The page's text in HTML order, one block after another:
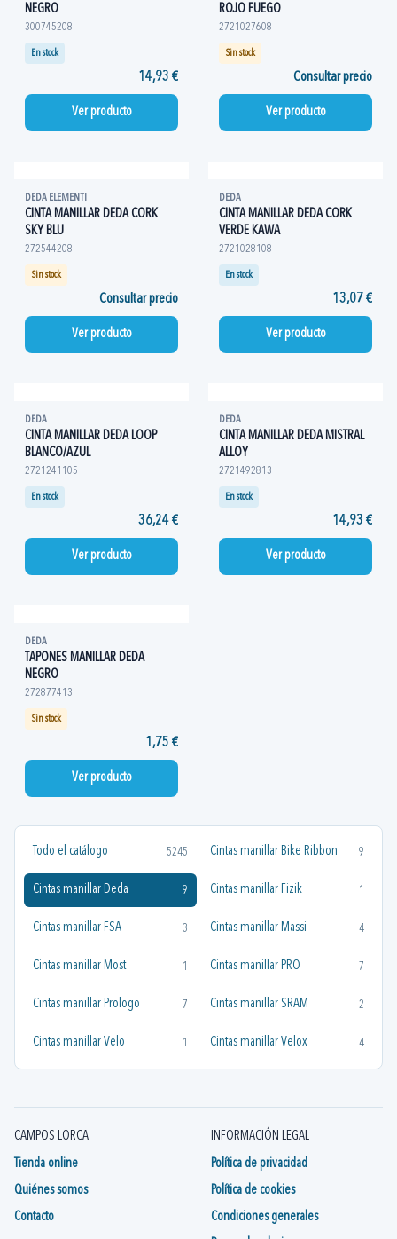
Todo el catálogo 5245 Cintas manillar Bike Ribbon 9
Cintas manillar Deda 9 Cintas manillar Fizik 1
Cintas manillar FSA 3 Cintas manillar Massi 4
Cintas manillar Most 1 Cintas manillar PRO 7
Cintas manillar Prologo 7 Cintas manillar SRAM 2
Cintas manillar Velo 1 Cintas manillar Velox 4
NEGRO
300745208
En stock
14,93 €
Ver producto
ROJO FUEGO
2721027608
Sin stock
Consultar precio
Ver producto
DEDA ELEMENTI
CINTA MANILLAR DEDA CORK
SKY BLU
272544208
Sin stock
Consultar precio
Ver producto
DEDA
CINTA MANILLAR DEDA CORK
VERDE KAWA
2721028108
En stock
13,07 €
Ver producto
DEDA
CINTA MANILLAR DEDA LOOP
BLANCO/AZUL
2721241105
En stock
36,24 €
Ver producto
DEDA
CINTA MANILLAR DEDA MISTRAL
ALLOY
2721492813
En stock
14,93 €
Ver producto
DEDA
TAPONES MANILLAR DEDA
NEGRO
272877413
Sin stock
1,75 €
Ver producto
CAMPOS LORCA
Tienda online
Quiénes somos
Contacto
INFORMACIÓN LEGAL
Política de privacidad
Política de cookies
Condiciones generales